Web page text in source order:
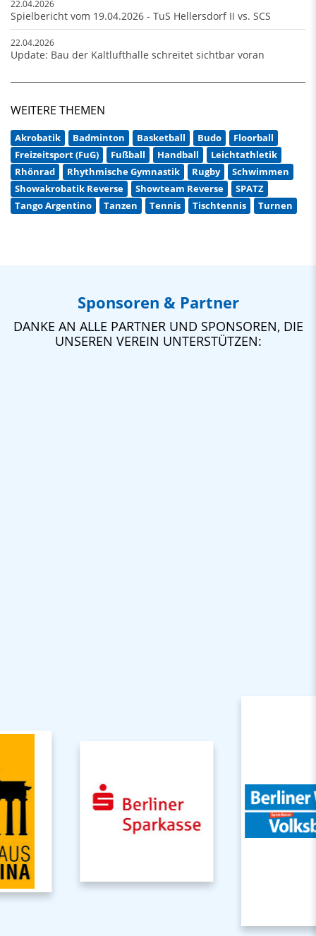
22.04.2026
Spielbericht vom 19.04.2026 - TuS Hellersdorf II vs. SCS
22.04.2026
Update: Bau der Kaltlufthalle schreitet sichtbar voran
WEITERE THEMEN
Akrobatik Badminton Basketball Budo
Floorball
Freizeitsport (FuG)
Fußball Handball
Leichtathletik
Rhönrad
Rhythmische Gymnastik Rugby
Schwimmen
Showakrobatik Reverse
Showteam Reverse
SPATZ
Tango Argentino
Tanzen Tennis Tischtennis Turnen
Sponsoren & Partner
DANKE AN ALLE PARTNER UND SPONSOREN, DIE
UNSEREN VEREIN UNTERSTÜTZEN: